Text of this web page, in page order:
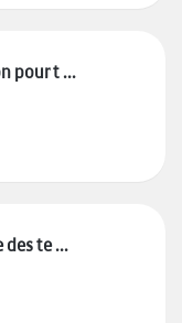
pour t ...
des te ...